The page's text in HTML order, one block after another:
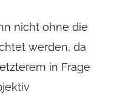
nicht ohne die
werden, da
in Frage